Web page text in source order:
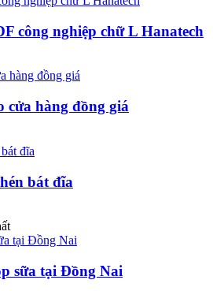
công nghiệp chữ L Hanatech
cửa hàng đồng giá
bát đĩa
sữa tại Đồng Nai